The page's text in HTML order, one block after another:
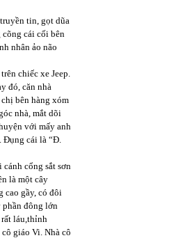
tin, gọt dũa
cõng cái cối bên
nhân ảo não
chiếc xe Jeep.
đó, căn nhà
bên hàng xóm
nhà, mắt dõi
với mấy anh
Đụng cái là “Đ.
cổng sắt sơn
là một cây
cao gầy, có đôi
phần đông lớn
láu,thỉnh
giáo Vi. Nhà cô